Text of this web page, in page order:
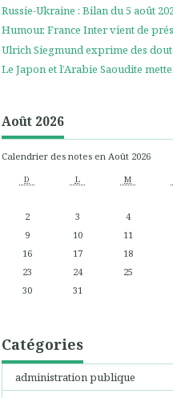
Russie-Ukraine : Bilan du 5 août
Humour. France Inter vient de
Ulrich Siegmund exprime des
Le Japon et l’Arabie Saoudite
Août 2026
Calendrier des notes en Août 2026
D L M
2
3 4
9
10 11
16
17 18
23
24 25
30
31
Catégories
administration publique